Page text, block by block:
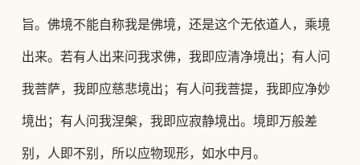
旨。佛境不能自称我是佛境，还是这个无依道人，乘境
出来。若有人出来问我求佛，我即应清净境出；有人问
我菩萨，我即应慈悲境出；有人问我菩提，我即应净妙
境出；有人问我涅槃，我即应寂静境出。境即万般差
别，人即不别，所以应物现形，如水中月。